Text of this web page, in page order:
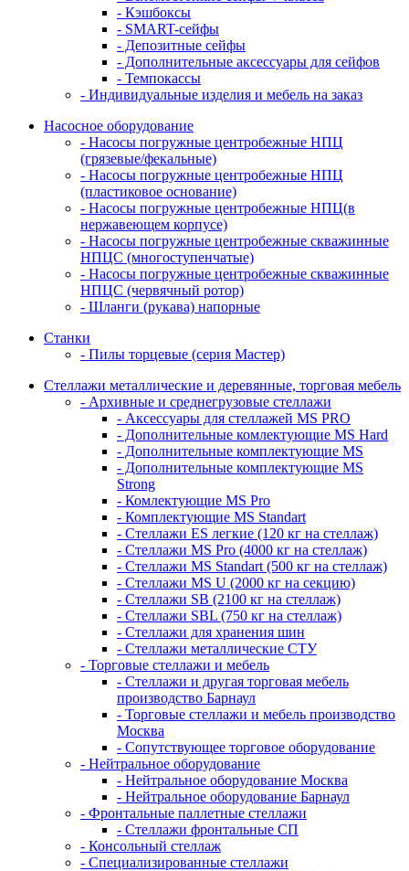
- Кэшбоксы
- SMART-сейфы
- Депозитные сейфы
- Дополнительные аксессуары для сейфов
- Темпокассы
- Индивидуальные изделия и мебель на заказ
Насосное оборудование
- Насосы погружные центробежные НПЦ
(грязевые/фекальные)
- Насосы погружные центробежные НПЦ
(пластиковое основание)
- Насосы погружные центробежные НПЦ(в
нержавеющем корпусе)
- Насосы погружные центробежные скважинные
НПЦС (многоступенчатые)
- Насосы погружные центробежные скважинные
НПЦС (червячный ротор)
- Шланги (рукава) напорные
Станки
- Пилы торцевые (серия Мастер)
Стеллажи металлические и деревянные, торговая мебель
- Архивные и среднегрузовые стеллажи
- Аксессуары для стеллажей MS PRO
- Дополнительные комлектующие MS Hard
- Дополнительные комплектующие MS
- Дополнительные комплектующие MS
Strong
- Комлектующие MS Pro
- Комплектующие MS Standart
- Стеллажи ES легкие (120 кг на стеллаж)
- Стеллажи MS Pro (4000 кг на стеллаж)
- Стеллажи MS Standart (500 кг на стеллаж)
- Стеллажи MS U (2000 кг на секцию)
- Стеллажи SB (2100 кг на стеллаж)
- Стеллажи SBL (750 кг на стеллаж)
- Стеллажи для хранения шин
- Стеллажи металлические СТУ
- Торговые стеллажи и мебель
- Стеллажи и другая торговая мебель
производство Барнаул
- Торговые стеллажи и мебель производство
Москва
- Сопутствующее торговое оборудование
- Нейтральное оборудование
- Нейтральное оборудование Москва
- Нейтральное оборудование Барнаул
- Фронтальные паллетные стеллажи
- Стеллажи фронтальные СП
- Консольный стеллаж
- Специализированные стеллажи